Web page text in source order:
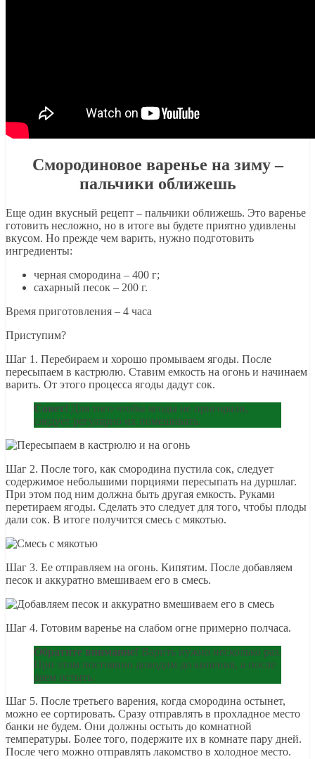
Смородиновое варенье на зиму –
пальчики оближешь
Еще один вкусный рецепт – пальчики оближешь. Это варенье
готовить несложно, но в итоге вы будете приятно удивлены
вкусом. Но прежде чем варить, нужно подготовить
ингредиенты:
черная смородина – 400 г;
сахарный песок – 200 г.
Время приготовления – 4 часа
Приступим?
Шаг 1. Перебираем и хорошо промываем ягоды. После
пересыпаем в кастрюлю. Ставим емкость на огонь и начинаем
варить. От этого процесса ягоды дадут сок.
Совет! Для того чтобы ягоды не пригорали,
следует регулярно их помешивать.
Шаг 2. После того, как смородина пустила сок, следует
содержимое небольшими порциями пересыпать на дуршлаг.
При этом под ним должна быть другая емкость. Руками
перетираем ягоды. Сделать это следует для того, чтобы плоды
дали сок. В итоге получится смесь с мякотью.
Шаг 3. Ее отправляем на огонь. Кипятим. После добавляем
песок и аккуратно вмешиваем его в смесь.
Шаг 4. Готовим варенье на слабом огне примерно полчаса.
Обратите внимание! Варить нужно несколько раз.
При этом постоянно доводим до кипения, а после
даем остыть.
Шаг 5. После третьего варения, когда смородина остынет,
можно ее сортировать. Сразу отправлять в прохладное место
банки не будем. Они должны остыть до комнатной
температуры. Более того, подержите их в комнате пару дней.
После чего можно отправлять лакомство в холодное место.